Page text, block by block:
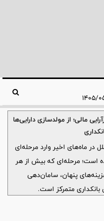
مالی؛ از مولدسازی دارایی‌ها
در ماه‌های اخیر وارد مرحله‌ای
است؛ مرحله‌ای که بیش از هر
پنهان، سامان‌دهی
بانکداری متمرکز است.